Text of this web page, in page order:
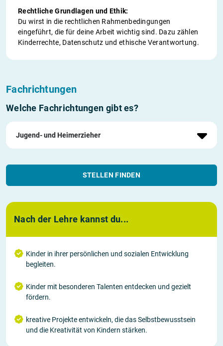
Rechtliche Grundlagen und Ethik:
Du wirst in die rechtlichen Rahmenbedingungen
eingeführt, die für deine Arbeit wichtig sind. Dazu zählen
Kinderrechte, Datenschutz und ethische Verantwortung.
Fachrichtungen
Welche Fachrichtungen gibt es?
Jugend- und Heimerzieher
STELLEN FINDEN
Nach der Lehre kannst du...
Kinder in ihrer persönlichen und sozialen Entwicklung
begleiten.
Kinder mit besonderen Talenten entdecken und gezielt
fördern.
kreative Projekte entwickeln, die das Selbstbewusstsein
und die Kreativität von Kindern stärken.